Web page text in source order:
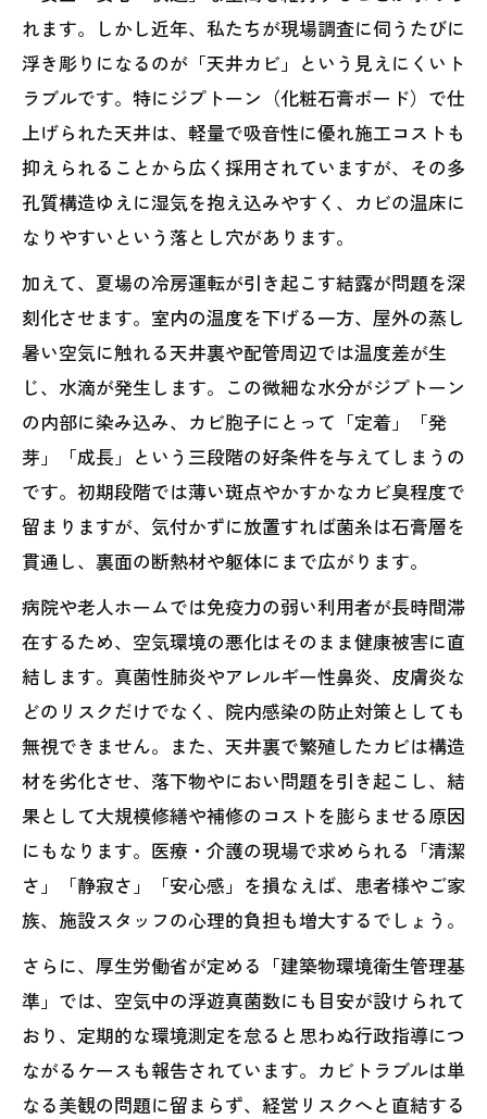
れます。しかし近年、私たちが現場調査に伺うたびに
浮き彫りになるのが「天井カビ」という見えにくいト
ラブルです。特にジプトーン（化粧石膏ボード）で仕
上げられた天井は、軽量で吸音性に優れ施工コストも
抑えられることから広く採用されていますが、その多
孔質構造ゆえに湿気を抱え込みやすく、カビの温床に
なりやすいという落とし穴があります。
加えて、夏場の冷房運転が引き起こす結露が問題を深
刻化させます。室内の温度を下げる一方、屋外の蒸し
暑い空気に触れる天井裏や配管周辺では温度差が生
じ、水滴が発生します。この微細な水分がジプトーン
の内部に染み込み、カビ胞子にとって「定着」「発
芽」「成長」という三段階の好条件を与えてしまうの
です。初期段階では薄い斑点やかすかなカビ臭程度で
留まりますが、気付かずに放置すれば菌糸は石膏層を
貫通し、裏面の断熱材や躯体にまで広がります。
病院や老人ホームでは免疫力の弱い利用者が長時間滞
在するため、空気環境の悪化はそのまま健康被害に直
結します。真菌性肺炎やアレルギー性鼻炎、皮膚炎な
どのリスクだけでなく、院内感染の防止対策としても
無視できません。また、天井裏で繁殖したカビは構造
材を劣化させ、落下物やにおい問題を引き起こし、結
果として大規模修繕や補修のコストを膨らませる原因
にもなります。医療・介護の現場で求められる「清潔
さ」「静寂さ」「安心感」を損なえば、患者様やご家
族、施設スタッフの心理的負担も増大するでしょう。
さらに、厚生労働省が定める「建築物環境衛生管理基
準」では、空気中の浮遊真菌数にも目安が設けられて
おり、定期的な環境測定を怠ると思わぬ行政指導につ
ながるケースも報告されています。カビトラブルは単
なる美観の問題に留まらず、経営リスクへと直結する